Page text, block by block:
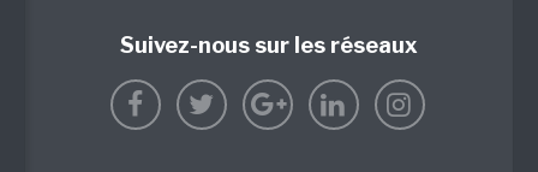
Suivez-nous sur les réseaux